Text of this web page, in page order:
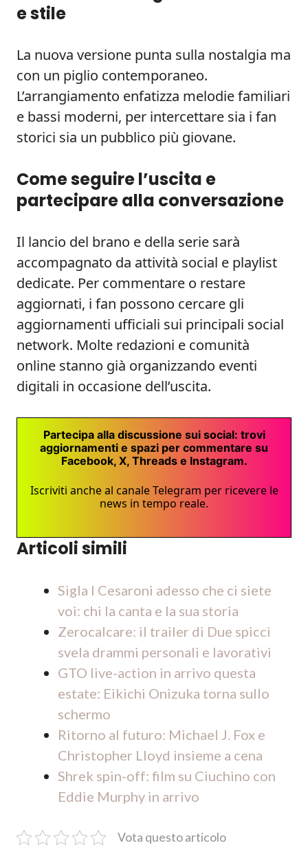
e stile
La nuova versione punta sulla nostalgia ma
con un piglio contemporaneo.
L’arrangiamento enfatizza melodie familiari
e bassi moderni, per intercettare sia i fan
storici sia un pubblico più giovane.
Come seguire l’uscita e
partecipare alla conversazione
Il lancio del brano e della serie sarà
accompagnato da attività social e playlist
dedicate. Per commentare o restare
aggiornati, i fan possono cercare gli
aggiornamenti ufficiali sui principali social
network. Molte redazioni e comunità
online stanno già organizzando eventi
digitali in occasione dell’uscita.
Partecipa alla discussione sui social: trovi
aggiornamenti e spazi per commentare su
Facebook, X, Threads e Instagram.
Iscriviti anche al canale Telegram per ricevere le
news in tempo reale.
Articoli simili
Sigla I Cesaroni adesso che ci siete
voi: chi la canta e la sua storia
Zerocalcare: il trailer di Due spicci
svela drammi personali e lavorativi
GTO live-action in arrivo questa
estate: Eikichi Onizuka torna sullo
schermo
Ritorno al futuro: Michael J. Fox e
Christopher Lloyd insieme a cena
Shrek spin-off: film su Ciuchino con
Eddie Murphy in arrivo
Vota questo articolo